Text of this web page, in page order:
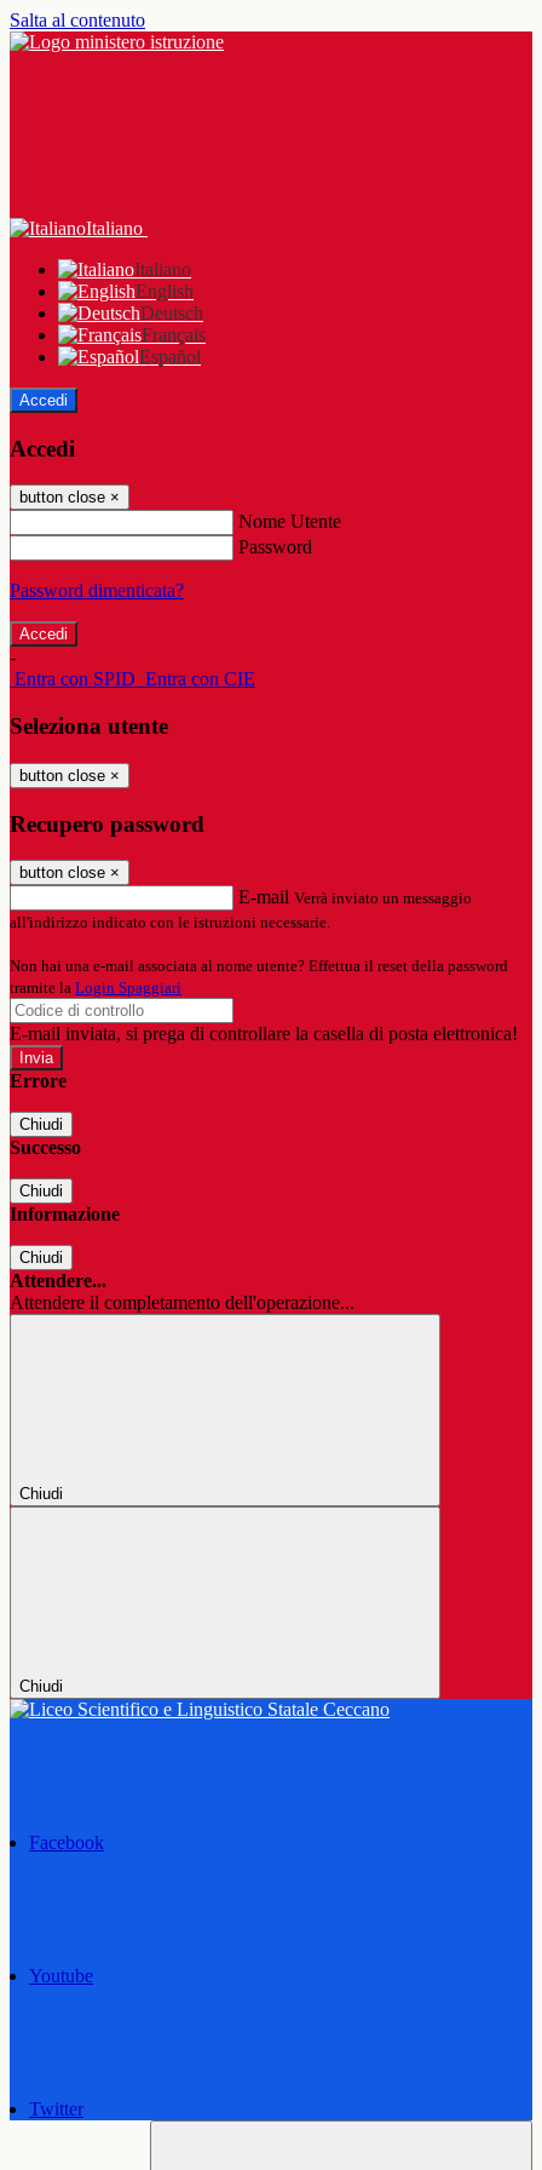
Salta al contenuto
Italiano
Italiano
English
Deutsch
Français
Español
Accedi
Accedi
button close ×
Nome Utente
Password
Password dimenticata?
-
Entra con SPID Entra con CIE
Seleziona utente
button close ×
Recupero password
button close ×
E-mail Verrà inviato un messaggio
all'indirizzo indicato con le istruzioni necessarie.
Non hai una e-mail associata al nome utente? Effettua il reset della password
tramite la Login Spaggiari
E-mail inviata, si prega di controllare la casella di posta elettronica!
Errore
Chiudi
Successo
Chiudi
Informazione
Chiudi
Attendere...
Attendere il completamento dell'operazione...
Chiudi
Chiudi
Facebook
Youtube
Twitter